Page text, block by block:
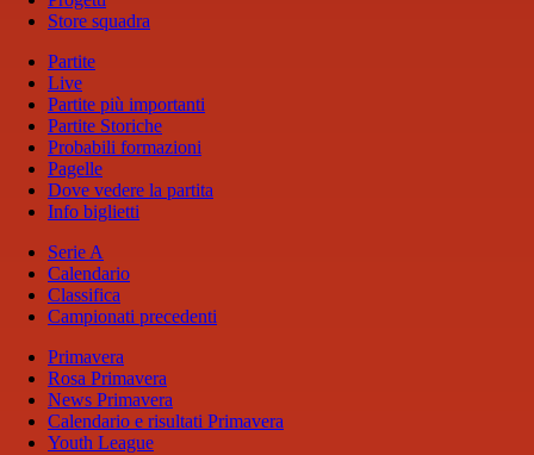
Store squadra
Partite
Live
Partite più importanti
Partite Storiche
Probabili formazioni
Pagelle
Dove vedere la partita
Info biglietti
Serie A
Calendario
Classifica
Campionati precedenti
Primavera
Rosa Primavera
News Primavera
Calendario e risultati Primavera
Youth League